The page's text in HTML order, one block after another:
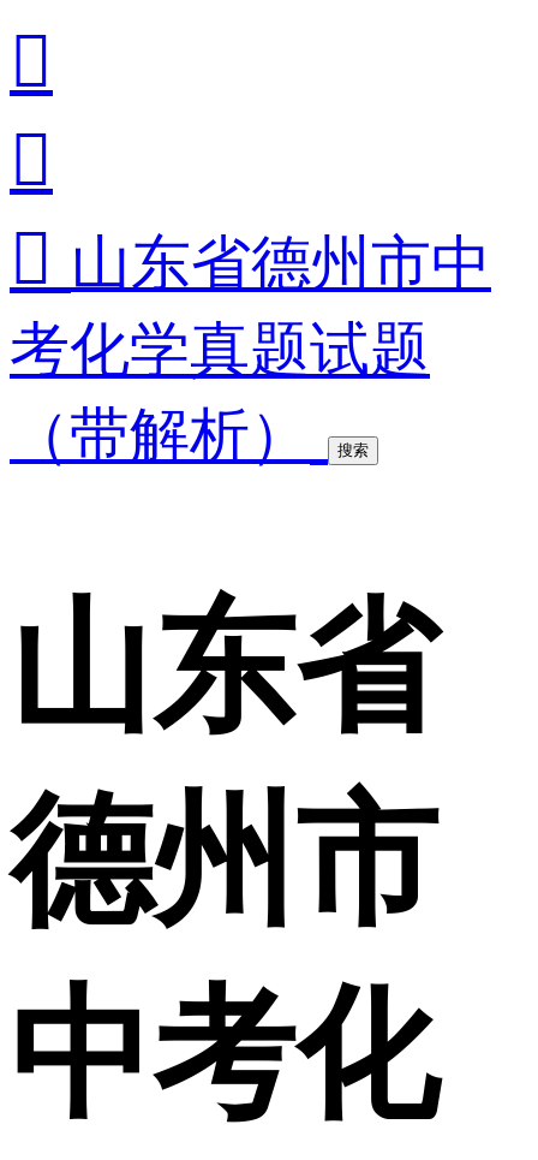


 山东省德州市中
考化学真题试题
（带解析）
搜索
山东省
德州市
中考化